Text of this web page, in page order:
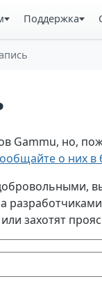
Поддержка
Gammu, но,
о них в
захотят